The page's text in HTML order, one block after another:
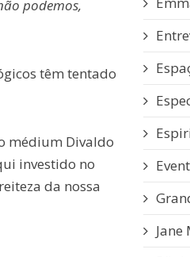
podemos,
têm tentado
médium Divaldo
investido no
da nossa
Jane